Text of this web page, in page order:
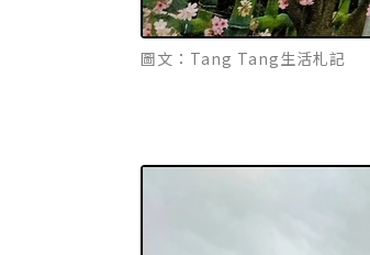
圖文：Tang Tang生活札記